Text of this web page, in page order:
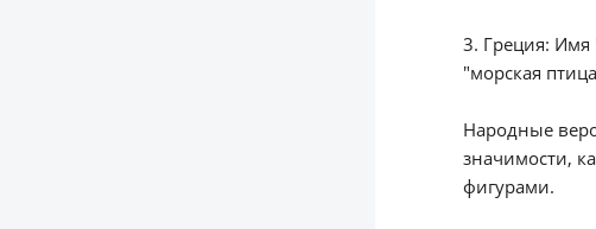
3. Греция: Имя
"морская
Народные
значимости,
фигурами.